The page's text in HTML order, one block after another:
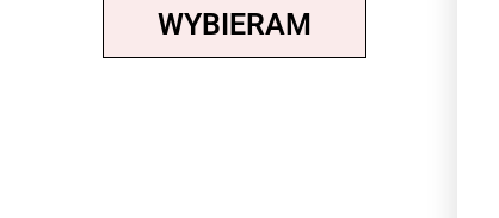
WYBIERAM